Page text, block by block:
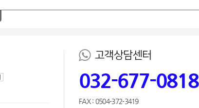
고객상담센터
032-677-0818
FAX : 0504-372-3419